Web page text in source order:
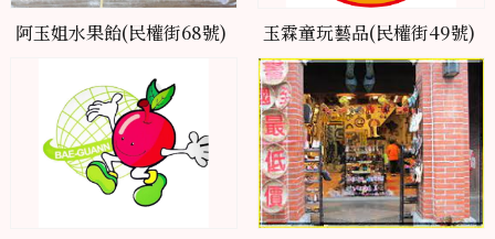
阿玉姐水果飴(民權街68號) 玉霖童玩藝品(民權街49號)